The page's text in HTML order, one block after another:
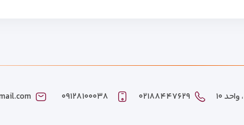
۰۲۱۸۸۴۴۷۶۲۹ ۰۹۱۲۸۱۰۰۰۳۸